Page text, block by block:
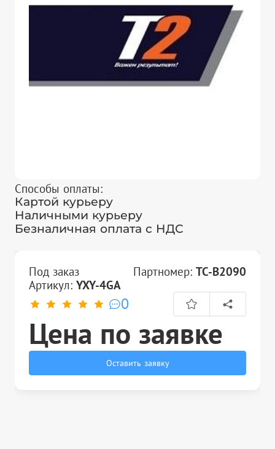
Способы оплаты:
Картой курьеру
Наличными курьеру
Безналичная оплата с НДС
Под заказ Партномер: TC-B2090
Артикул:YXY-4GA
0
Цена по заявке
Оставить заявку